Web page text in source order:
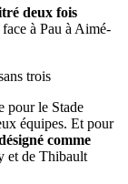
deux fois
à Pau à Aimé-
trois
pour le Stade
équipes. Et pour
comme
et de Thibault